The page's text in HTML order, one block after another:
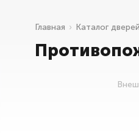
Главная Каталог дверей